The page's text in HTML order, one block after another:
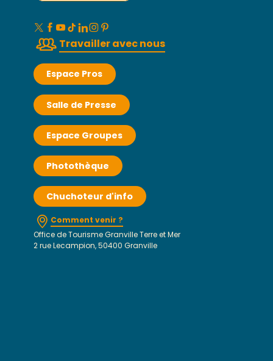
Travailler avec nous
Espace Pros
Salle de Presse
Espace Groupes
Photothèque
Chuchoteur d'info
Comment venir ?
Office de Tourisme Granville Terre et Mer
2 rue Lecampion, 50400 Granville